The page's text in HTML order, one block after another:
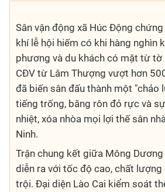
Sân vận động xã Húc Động
khí lễ hội hiếm có khi hàng nghìn
phương và du khách có mặt từ tờ
CĐV từ Lâm Thượng vượt hơn
đã biến sân đấu thành một "chảo
tiếng trống, băng rôn đỏ rực và
nhiệt, xóa nhòa mọi lợi thế sân
Ninh.
Trận chung kết giữa Mông
diễn ra với tốc độ cao, chất
trội. Đại diện Lào Cai kiểm soát